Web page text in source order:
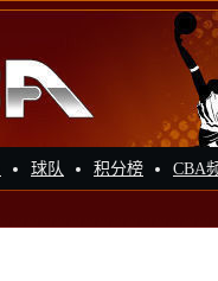
球队 积分榜 CBA